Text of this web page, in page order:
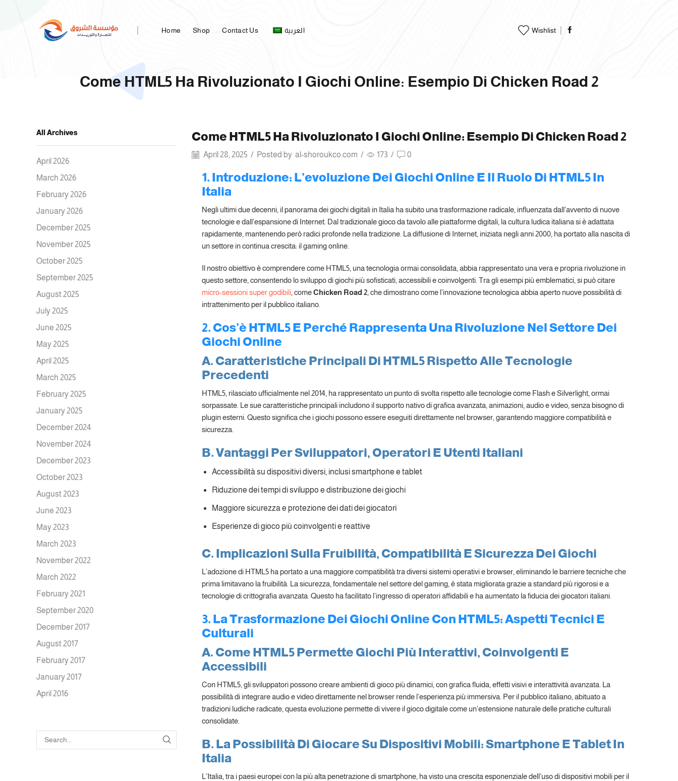
Home Shop Contact Us العربية Wishlist
Come HTML5 Ha Rivoluzionato I Giochi Online: Esempio Di Chicken Road 2
Come HTML5 Ha Rivoluzionato I Giochi Online: Esempio Di Chicken Road 2
April 28, 2025 / Posted by al-shoroukco.com / 173 / 0
1. Introduzione: L’evoluzione Dei Giochi Online E Il Ruolo Di HTML5 In
Italia
Negli ultimi due decenni, il panorama dei giochi digitali in Italia ha subito una trasformazione radicale, influenzata dall’avvento di nuove
tecnologie e dall’espansione di Internet. Dal tradizionale gioco da tavolo alle piattaforme digitali, la cultura ludica italiana si è adattata
rapidamente, mantenendo però radici profonde nella tradizione. La diffusione di Internet, iniziata negli anni 2000, ha portato alla nascita di
un settore in continua crescita: il gaming online.
Il nostro obiettivo è comprendere come HTML5, una tecnologia ormai consolidata, abbia rappresentato una vera e propria rivoluzione in
questo settore, consentendo lo sviluppo di giochi più sofisticati, accessibili e coinvolgenti. Tra gli esempi più emblematici, si può citare
micro-sessioni super godibili, comeChicken Road 2, che dimostrano come l’innovazione tecnologica abbia aperto nuove possibilità di
intrattenimento per il pubblico italiano.
2. Cos’è HTML5 E Perché Rappresenta Una Rivoluzione Nel Settore Dei
Giochi Online
A. Caratteristiche Principali Di HTML5 Rispetto Alle Tecnologie
Precedenti
HTML5, rilasciato ufficialmente nel 2014, ha rappresentato un punto di svolta rispetto alle tecnologie come Flash e Silverlight, ormai
sorpassate. Le sue caratteristiche principali includono il supporto nativo di grafica avanzata, animazioni, audio e video, senza bisogno di
plugin esterni. Questo significa che i giochi possono essere eseguiti direttamente nel browser, garantendo maggiore compatibilità e
sicurezza.
B. Vantaggi Per Sviluppatori, Operatori E Utenti Italiani
Accessibilità su dispositivi diversi, inclusi smartphone e tablet
Riduzione dei tempi di sviluppo e distribuzione dei giochi
Maggiore sicurezza e protezione dei dati dei giocatori
Esperienze di gioco più coinvolgenti e reattive
C. Implicazioni Sulla Fruibilità, Compatibilità E Sicurezza Dei Giochi
L’adozione di HTML5 ha portato a una maggiore compatibilità tra diversi sistemi operativi e browser, eliminando le barriere tecniche che
prima limitavano la fruibilità. La sicurezza, fondamentale nel settore del gaming, è stata migliorata grazie a standard più rigorosi e a
tecnologie di crittografia avanzata. Questo ha facilitato l’ingresso di operatori affidabili e ha aumentato la fiducia dei giocatori italiani.
3. La Trasformazione Dei Giochi Online Con HTML5: Aspetti Tecnici E
Culturali
A. Come HTML5 Permette Giochi Più Interattivi, Coinvolgenti E
Accessibili
Con HTML5, gli sviluppatori possono creare ambienti di gioco più dinamici, con grafica fluida, effetti visivi e interattività avanzata. La
possibilità di integrare audio e video direttamente nel browser rende l’esperienza più immersiva. Per il pubblico italiano, abituato a
tradizioni ludiche radicate, questa evoluzione permette di vivere il gioco digitale come un’estensione naturale delle pratiche culturali
consolidate.
B. La Possibilità Di Giocare Su Dispositivi Mobili: Smartphone E Tablet In
Italia
L’Italia, tra i paesi europei con la più alta penetrazione di smartphone, ha visto una crescita esponenziale dell’uso di dispositivi mobili per il
All Archives
April 2026
March 2026
February 2026
January 2026
December 2025
November 2025
October 2025
September 2025
August 2025
July 2025
June 2025
May 2025
April 2025
March 2025
February 2025
January 2025
December 2024
November 2024
December 2023
October 2023
August 2023
June 2023
May 2023
March 2023
November 2022
March 2022
February 2021
September 2020
December 2017
August 2017
February 2017
January 2017
April 2016
SEARCH